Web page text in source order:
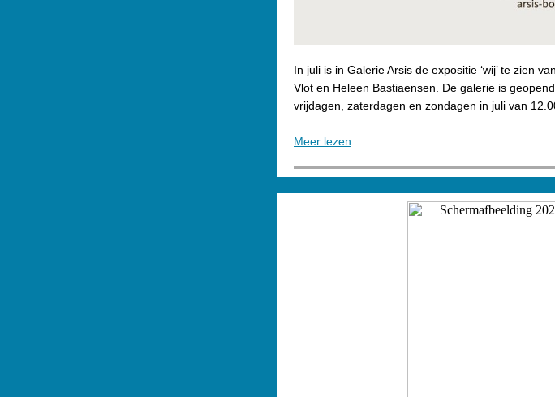
In juli is in Galerie Arsis de expositie ‘wij’ te zien
Vlot en Heleen Bastiaensen. De galerie is
vrijdagen, zaterdagen en zondagen in juli van
Meer lezen